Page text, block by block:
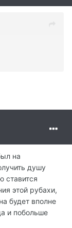
на
душу
ставится
этой рубахи,
будет вполне
и побольше